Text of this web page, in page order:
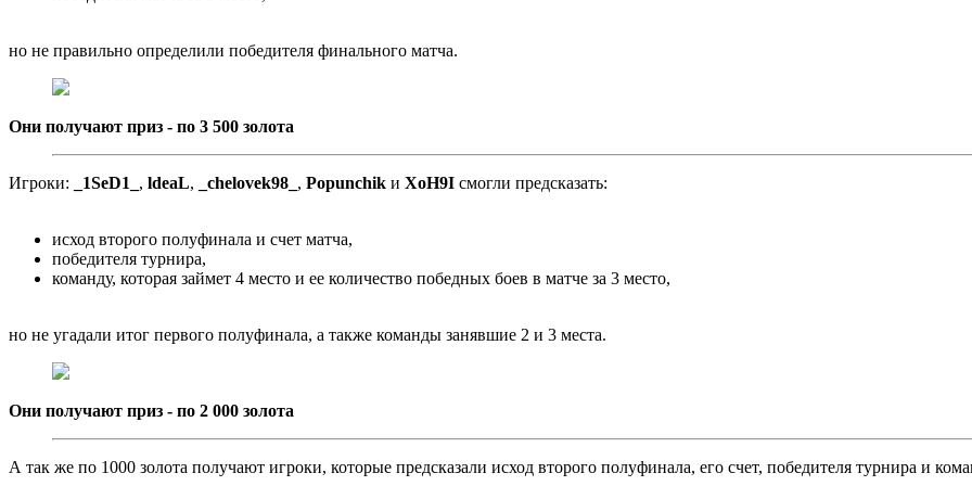
но не правильно определили победителя финального матча.
Они получают приз - по 3 500 золота
Игроки: _1SeD1_ , ldeaL, _chelovek98_ , Popunchik и XoH9I смогли предсказать:
исход второго полуфинала и счет матча,
победителя турнира,
команду, которая займет 4 место и ее количество победных боев в матче за 3 место,
но не угадали итог первого полуфинала, а также команды занявшие 2 и 3 места.
Они получают приз - по 2 000 золота
А так же по 1000 золота получают игроки, которые предсказали исход второго полуфинала, его счет, победителя турнира и